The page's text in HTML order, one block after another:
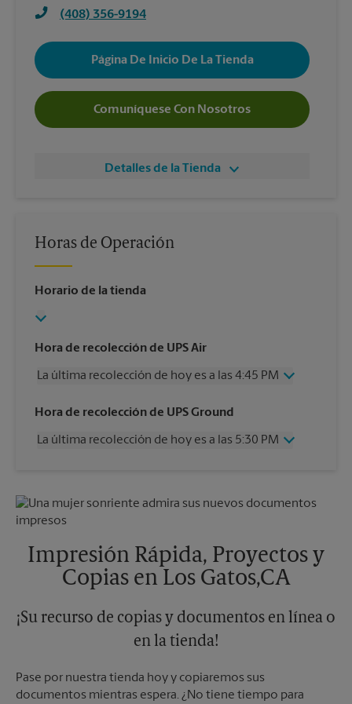
(408) 356-9194
Página De Inicio De La Tienda
Comuníquese Con Nosotros
Detalles de la Tienda
Horas de Operación
Horario de la tienda
Hora de recolección de UPS Air
La última recolección de hoy es a las 4:45 PM
Miércoles
4:45 PM
Viernes
4:45 PM
Martes
Hora de recolección de UPS Ground
La última recolección de hoy es a las 5:30 PM
Viernes
5:30 PM
Sábado
Lunes
5:30 PM
Martes
5:30 PM
Impresión Rápida, Proyectos y
Copias en Los Gatos,CA
¡Su recurso de copias y documentos en línea o
en la tienda!
Pase por nuestra tienda hoy y copiaremos sus
documentos mientras espera. ¿No tiene tiempo para